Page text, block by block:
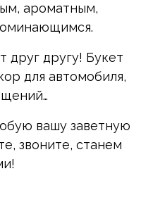
ароматным,
друг другу! Букет
для автомобиля,
вашу заветную
звоните, станем